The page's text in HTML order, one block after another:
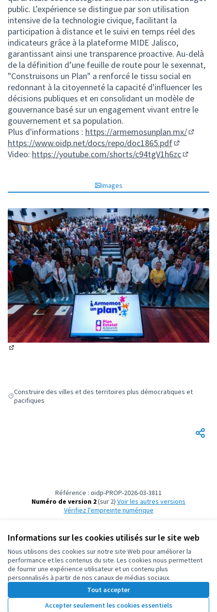
Informations sur les cookies utilisés sur le site web
Nous utilisons des cookies sur notre site Web pour améliorer la
performance et les contenus du site. Les cookies nous permettent
de fournir une expérience utilisateur et un contenu plus
personnalisés à partir de nos canaux de médias sociaux.
Tout accepter
Accepter seulement les cookies essentiels
public. L'expérience se distingue par son utilisation
intensive de la technologie civique, facilitant la
participation à distance et le suivi en temps réel des
indicateurs grâce à la plateforme MIDE Jalisco,
garantissant ainsi une transparence proactive. Au-delà
de la définition d’une feuille de route pour le sexennat,
"Construisons un Plan" a renforcé le tissu social en
redonnant à la citoyenneté la capacité d'influencer les
décisions publiques et en consolidant un modèle de
gouvernance basé sur un engagement vivant entre le
gouvernement et sa population.
Plus d'informations : https://armemosunplan.mx/
https://www.oidp.net/docs/repo/doc1865.pdf
(Lien
Video: https://youtube.com/shorts/c94tgV1h6zc
Images
Filter results for: Construire des villes et des territoires plus
Construire des villes et des territoires plus démocratiques et
pacifiques
Référence : oidp-PROP-2026-03-3811
Numéro de version 2(sur 2)
voir les autres versions
Vérifiez l'empreinte numérique
Conditions d'utilisation
Paramètres des cookies
OIDP sur X
(Lien externe)
OIDP sur Facebook
(Lien externe)
OIDP sur YouTube
(Lien externe)
Français
Choose languageChoisir la langueElegir el idioma